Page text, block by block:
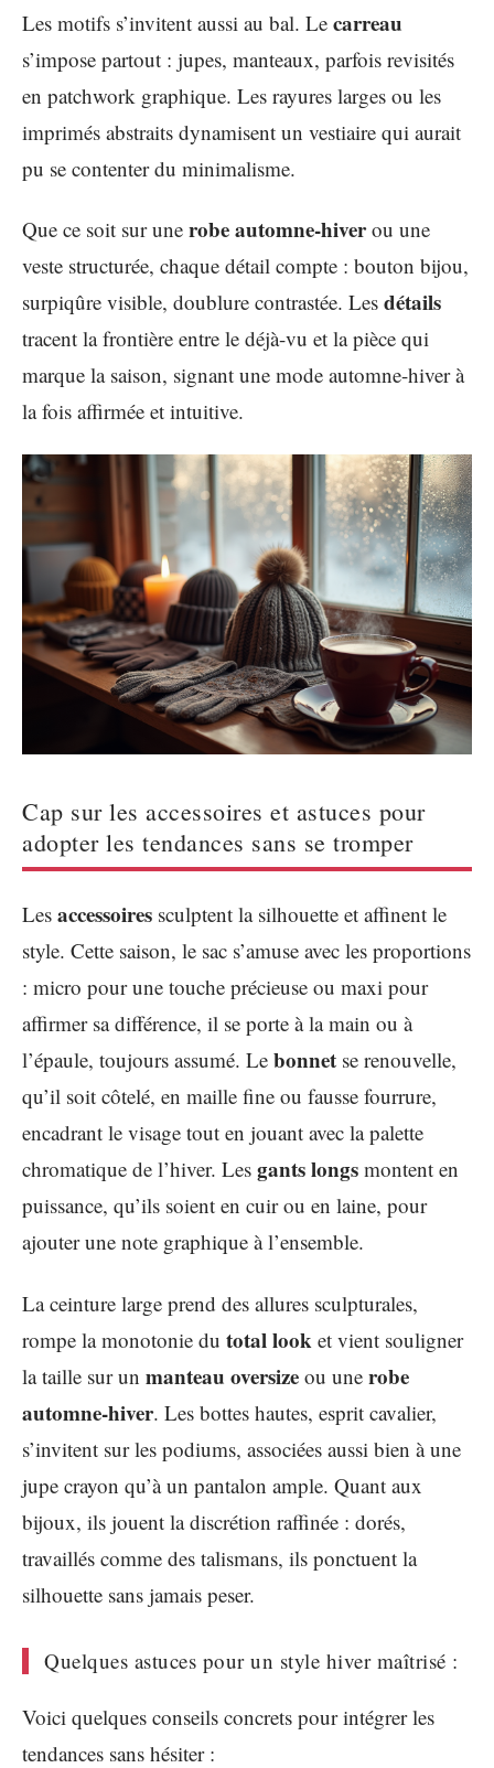
Les motifs s’invitent aussi au bal. Le carreau
s’impose partout : jupes, manteaux, parfois revisités
en patchwork graphique. Les rayures larges ou les
imprimés abstraits dynamisent un vestiaire qui aurait
pu se contenter du minimalisme.
Que ce soit sur une robe automne-hiverou une
veste structurée, chaque détail compte : bouton bijou,
surpiqûre visible, doublure contrastée. Les détails
tracent la frontière entre le déjà-vu et la pièce qui
marque la saison, signant une mode automne-hiver à
la fois affirmée et intuitive.
Cap sur les accessoires et astuces pour
adopter les tendances sans se tromper
Les accessoires sculptent la silhouette et affinent le
style. Cette saison, le sac s’amuse avec les proportions
: micro pour une touche précieuse ou maxi pour
affirmer sa différence, il se porte à la main ou à
l’épaule, toujours assumé. Le bonnet se renouvelle,
qu’il soit côtelé, en maille fine ou fausse fourrure,
encadrant le visage tout en jouant avec la palette
chromatique de l’hiver. Les gants longs montent en
puissance, qu’ils soient en cuir ou en laine, pour
ajouter une note graphique à l’ensemble.
La ceinture large prend des allures sculpturales,
rompe la monotonie du total look et vient souligner
la taille sur un manteau oversize ou une robe
automne-hiver. Les bottes hautes, esprit cavalier,
s’invitent sur les podiums, associées aussi bien à une
jupe crayon qu’à un pantalon ample. Quant aux
bijoux, ils jouent la discrétion raffinée : dorés,
travaillés comme des talismans, ils ponctuent la
silhouette sans jamais peser.
Quelques astuces pour un style hiver maîtrisé :
Voici quelques conseils concrets pour intégrer les
tendances sans hésiter :